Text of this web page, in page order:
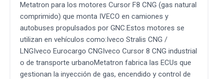
Metatron para los motores Cursor F8 CNG (gas natural
comprimido) que monta IVECO en camiones y
autobuses propulsados por GNC.Estos motores se
utilizan en vehículos como:Iveco Stralis CNG /
LNGIveco Eurocargo CNGIveco Cursor 8 CNG industrial
o de transporte urbanoMetatron fabrica las ECUs que
gestionan la inyección de gas, encendido y control de